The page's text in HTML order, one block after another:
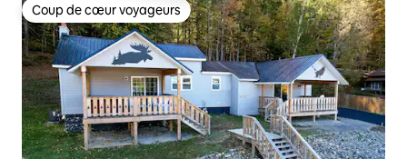
Coup de cœur voyageurs
Coup de cœur voyageurs